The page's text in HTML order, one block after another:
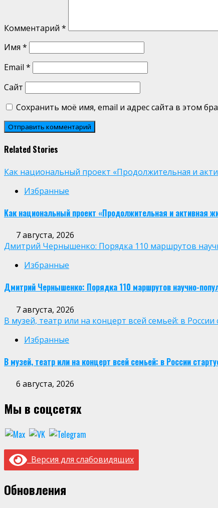
Комментарий *
Имя *
Email *
Сайт
Сохранить моё имя, email и адрес сайта в этом
Related Stories
Как национальный проект «Продолжительная и
Избранные
Как национальный проект «Продолжительная и активная
7 августа, 2026
Дмитрий Чернышенко: Порядка 110 маршрутов
Избранные
Дмитрий Чернышенко: Порядка 110 маршрутов научно-
7 августа, 2026
В музей, театр или на концерт всей семьей: в
Избранные
В музей, театр или на концерт всей семьей: в России
6 августа, 2026
Мы в соцсетях
Версия для слабовидящих
Обновления